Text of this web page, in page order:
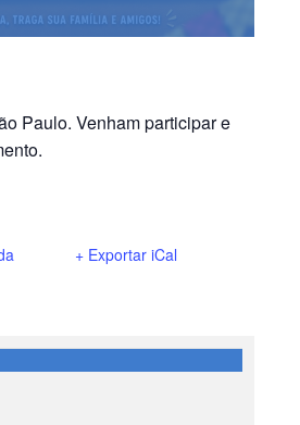
Paulo. Venham participar e
+ Exportar iCal